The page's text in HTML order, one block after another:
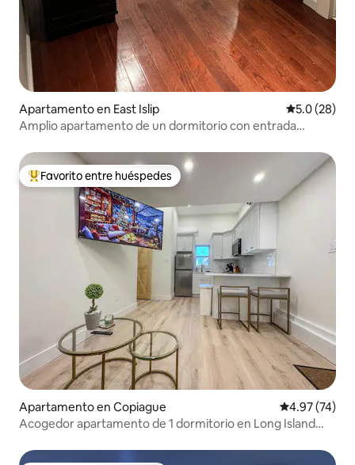
Apartamento en East Islip Calificación
5.0 (28)
Amplio apartamento de un dormitorio con entrada
Favorito entre huéspedes preferido
Favorito entre huéspedes
Apartamento en Copiague Calificación
4.97 (74)
Acogedor apartamento de 1 dormitorio en Long Island